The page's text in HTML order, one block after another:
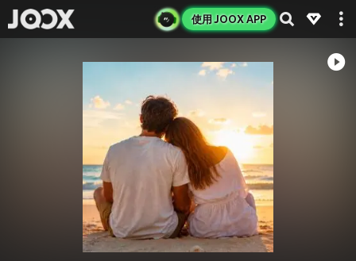
使用 JOOX APP